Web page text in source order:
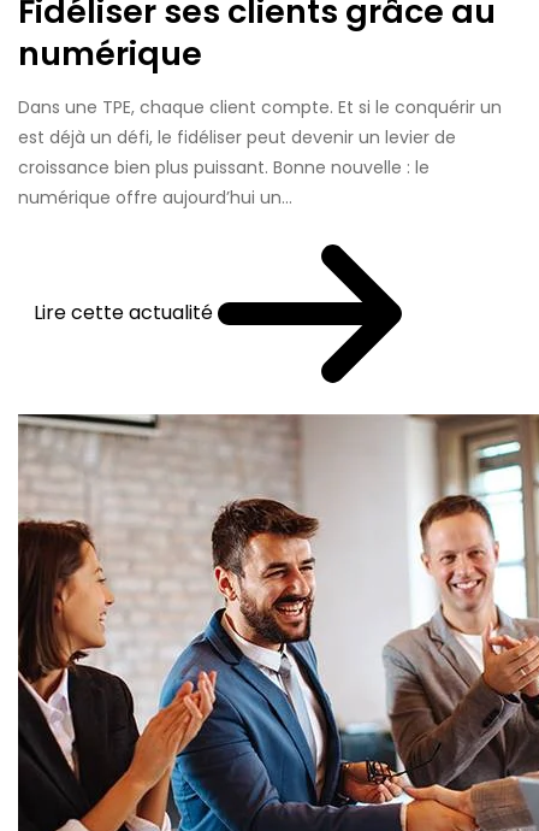
Fidéliser ses clients grâce au
numérique
Dans une TPE, chaque client compte. Et si le conquérir un
est déjà un défi, le fidéliser peut devenir un levier de
croissance bien plus puissant. Bonne nouvelle : le
numérique offre aujourd’hui un...
Lire cette actualité